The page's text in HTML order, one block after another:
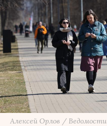
Алексей Орлов / Ведомости